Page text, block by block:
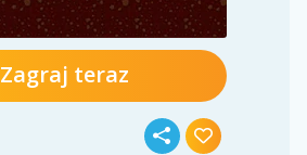
Zagraj teraz